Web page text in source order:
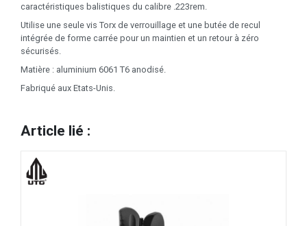
caractéristiques balistiques du calibre .223rem.
Utilise une seule vis Torx de verrouillage et une butée de recul
intégrée de forme carrée pour un maintien et un retour à zéro
sécurisés.
Matière : aluminium 6061 T6 anodisé.
Fabriqué aux Etats-Unis.
Article lié :